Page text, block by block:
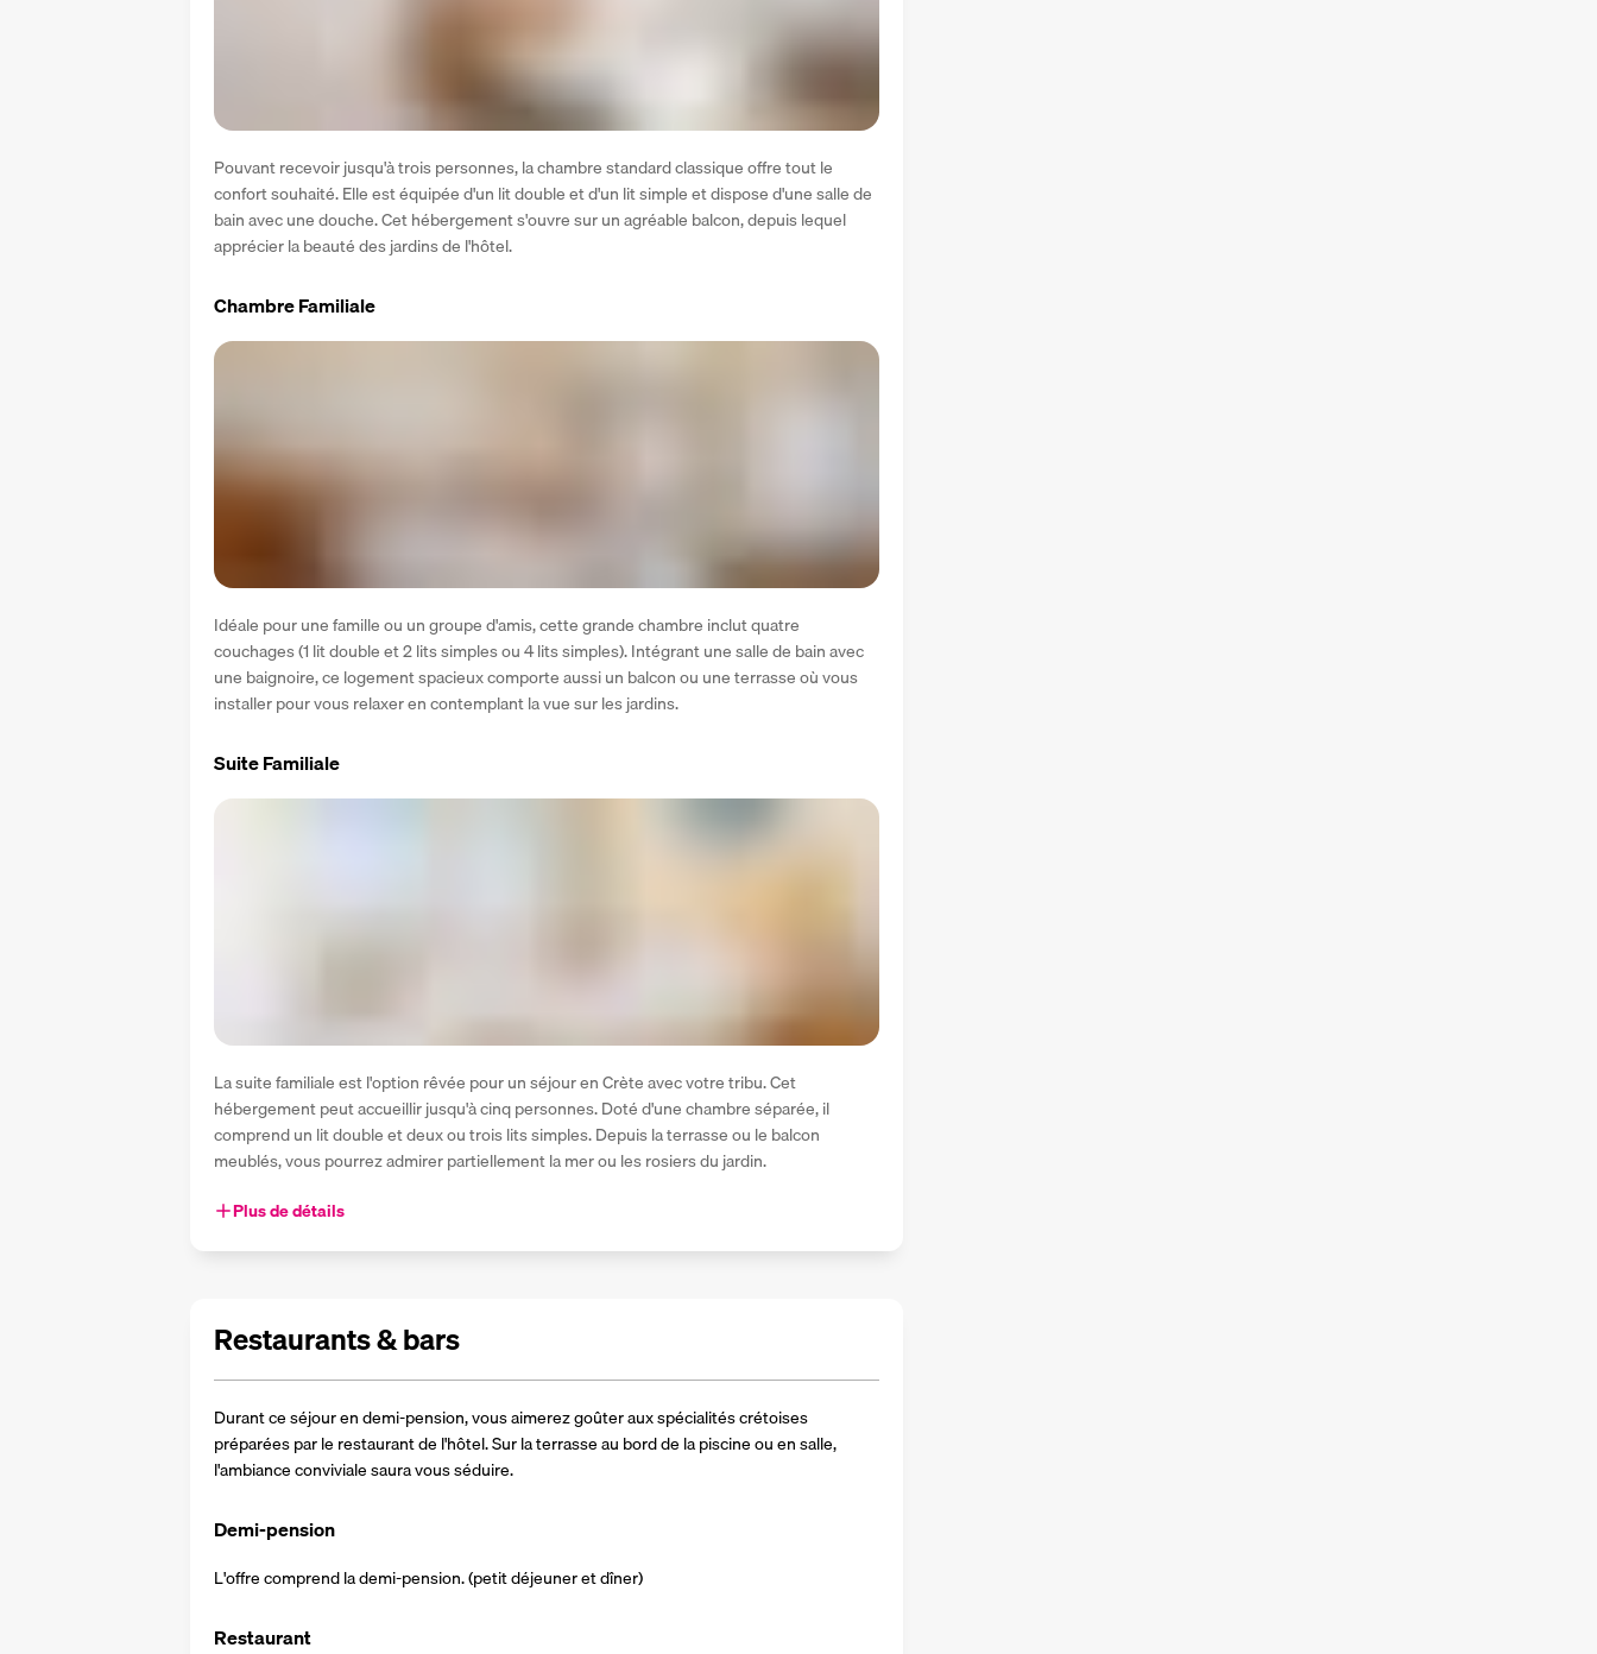
Pouvant recevoir jusqu'à trois personnes, la chambre standard classique offre tout le
confort souhaité. Elle est équipée d'un lit double et d'un lit simple et dispose d'une salle de
bain avec une douche. Cet hébergement s'ouvre sur un agréable balcon, depuis lequel
apprécier la beauté des jardins de l'hôtel.
Chambre Familiale
Idéale pour une famille ou un groupe d'amis, cette grande chambre inclut quatre
couchages (1 lit double et 2 lits simples ou 4 lits simples). Intégrant une salle de bain avec
une baignoire, ce logement spacieux comporte aussi un balcon ou une terrasse où vous
installer pour vous relaxer en contemplant la vue sur les jardins.
Suite Familiale
La suite familiale est l'option rêvée pour un séjour en Crète avec votre tribu. Cet
hébergement peut accueillir jusqu'à cinq personnes. Doté d'une chambre séparée, il
comprend un lit double et deux ou trois lits simples. Depuis la terrasse ou le balcon
meublés, vous pourrez admirer partiellement la mer ou les rosiers du jardin.
Plus de détails
Restaurants & bars
Durant ce séjour en demi-pension, vous aimerez goûter aux spécialités crétoises
préparées par le restaurant de l'hôtel. Sur la terrasse au bord de la piscine ou en salle,
l'ambiance conviviale saura vous séduire.
Demi-pension
L'offre comprend la demi-pension. (petit déjeuner et dîner)
Restaurant